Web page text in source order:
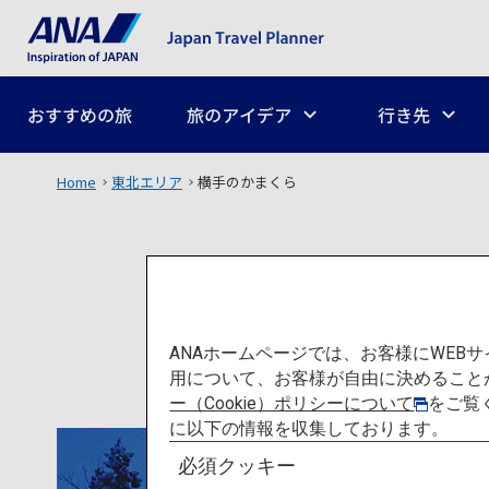
おすすめの旅 旅のアイデア 行き先
Home 東北エリア 横手のかまくら
ANAホームページでは、お客様にWEB
用について、お客様が自由に決めるこ
ー（Cookie）ポリシーについて
をご覧
に以下の情報を収集しております。
必須クッキー